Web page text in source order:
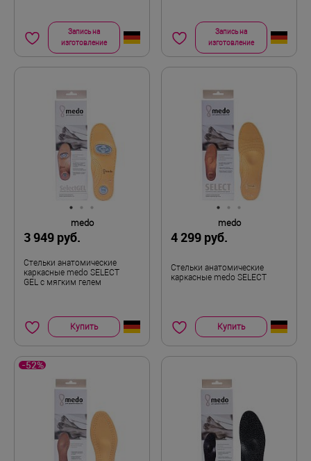
Запись на
изготовление
Запись на
изготовление
medo
3 949 руб.
Стельки анатомические
каркасные medo SELECT
GEL с мягким гелем
Купить
medo
4 299 руб.
Стельки анатомические
каркасные medo SELECT
Купить
-52%